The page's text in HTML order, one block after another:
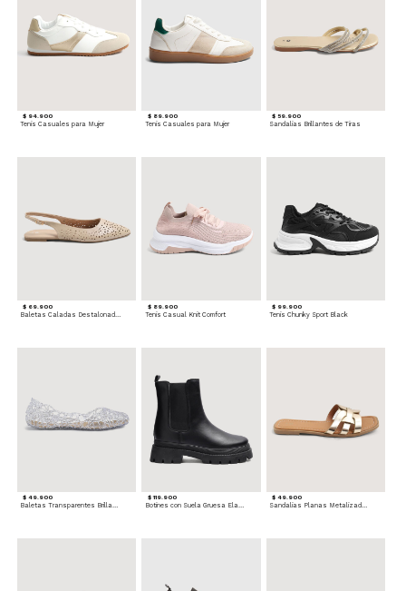
$ 94.900
Tenis Casuales para Mujer
$ 89.900
Tenis Casuales para Mujer
$ 59.900
Sandalias Brillantes de Tiras
$ 69.900
Baletas Caladas Destalonadas
$ 89.900
Tenis Casual Knit Comfort
$ 99.900
Tenis Chunky Sport Black
$ 49.900
Baletas Transparentes Brillantes
$ 119.900
Botines con Suela Gruesa Elastizada
$ 49.900
Sandalias Planas Metalizadas